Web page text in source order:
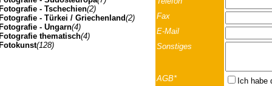
- Tschechien(2)
- Türkei / Griechenland(2)
- Ungarn(4)
thematisch(4)
(128)
Fax
E-Mail
Sonstiges
AGB* Ich habe